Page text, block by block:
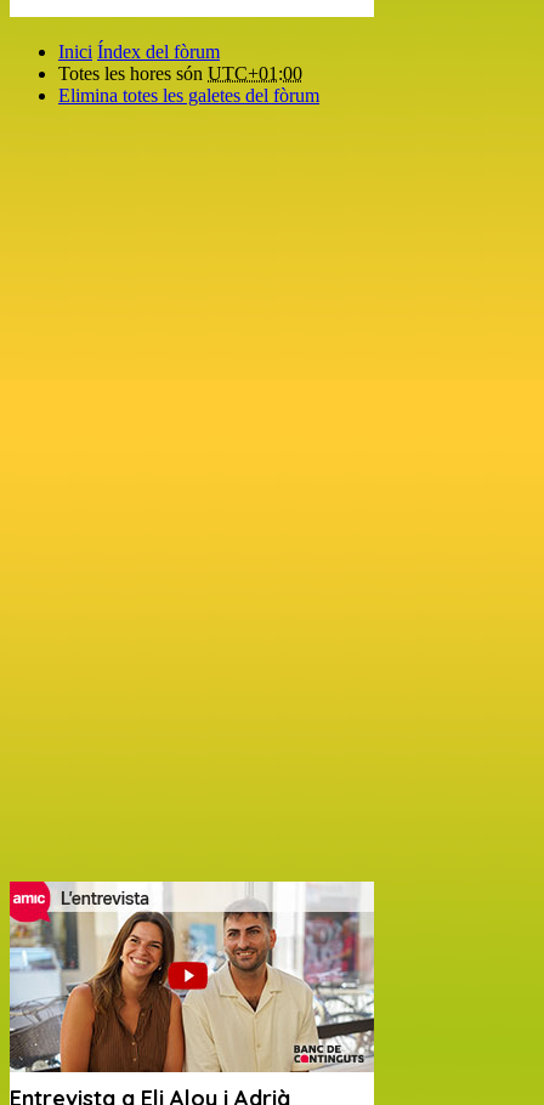
Inici Índex del fòrum
Totes les hores són UTC+01:00
Elimina totes les galetes del fòrum